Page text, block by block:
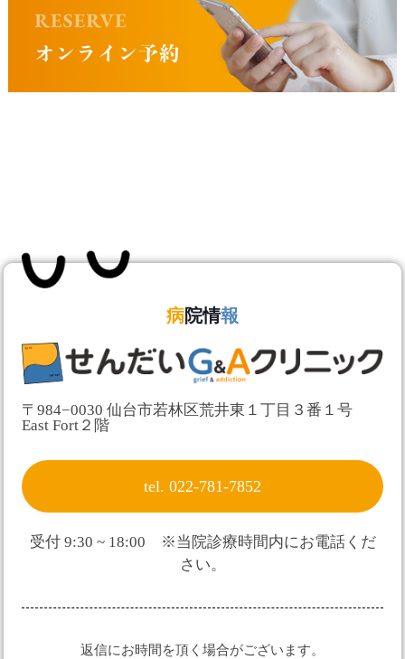
病院情報
〒984−0030 仙台市若林区荒井東１丁目３番１号
East Fort２階
tel. 022-781-7852
受付 9:30 ~ 18:00 ※当院診療時間内にお電話くだ
さい。
返信にお時間を頂く場合がございます。